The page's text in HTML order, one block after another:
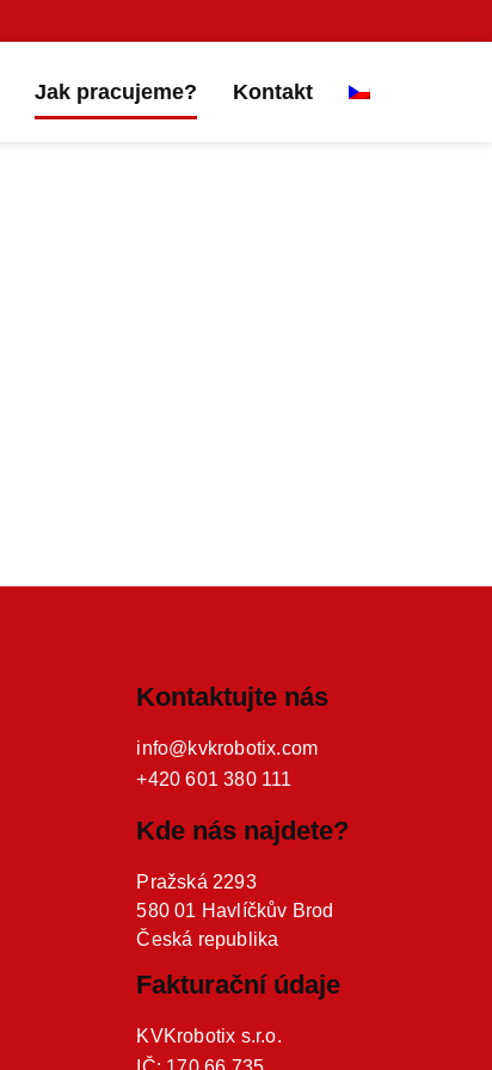
Jak pracujeme? Kontakt
Kontaktujte nás
info@kvkrobotix.com
+420 601 380 111
Kde nás najdete?
Pražská 2293
580 01 Havlíčkův Brod
Česká republika
Fakturační údaje
KVKrobotix s.r.o.